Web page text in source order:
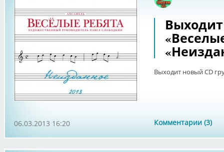
Выходит новый CD
Комментарии (3)
06.03.2013 16:20